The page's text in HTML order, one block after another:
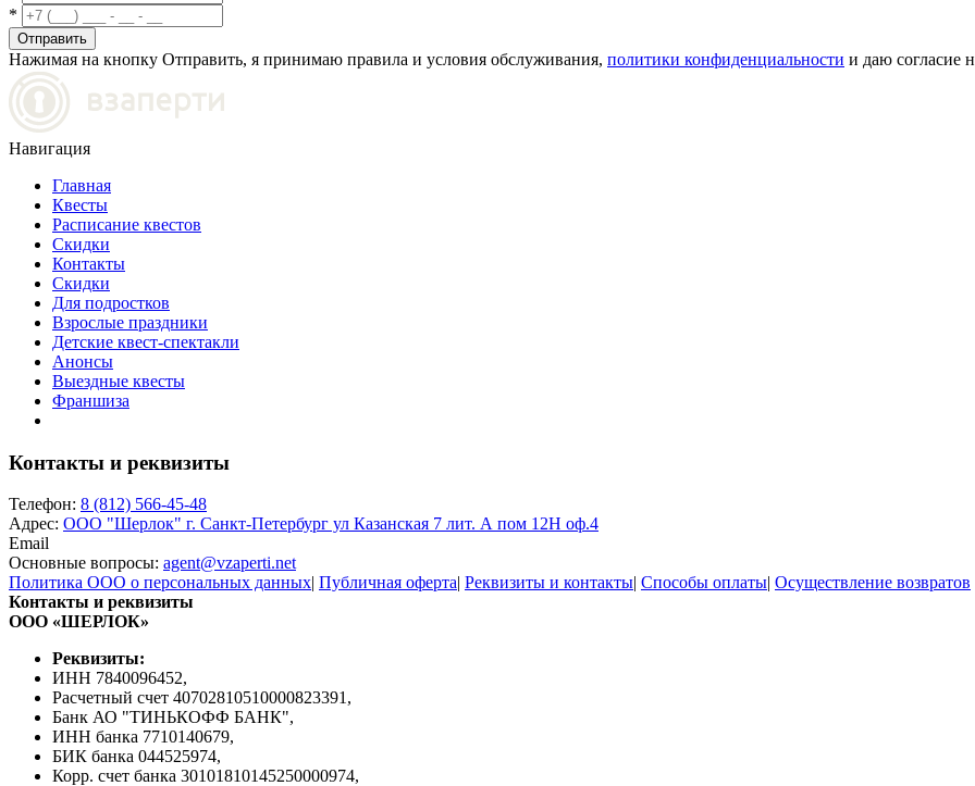
*
Отправить
Нажимая на кнопку Отправить, я принимаю правила и условия обслуживания, политики конфиденциальности и даю согласие
Навигация
Главная
Квесты
Расписание квестов
Скидки
Контакты
Скидки
Для подростков
Взрослые праздники
Детские квест-спектакли
Анонсы
Выездные квесты
Франшиза
Контакты и реквизиты
Телефон: 8 (812) 566-45-48
Адрес: ООО "Шерлок" г. Санкт-Петербург ул Казанская 7 лит. А пом 12Н оф.4
Email
Основные вопросы: agent@vzaperti.net
Политика ООО о персональных данных| Публичная оферта| Реквизиты и контакты| Способы оплаты| Осуществление возвратов
Контакты и реквизиты
ООО «ШЕРЛОК»
Реквизиты:
ИНН 7840096452,
Расчетный счет 40702810510000823391,
Банк АО "ТИНЬКОФФ БАНК",
ИНН банка 7710140679,
БИК банка 044525974,
Корр. счет банка 30101810145250000974,